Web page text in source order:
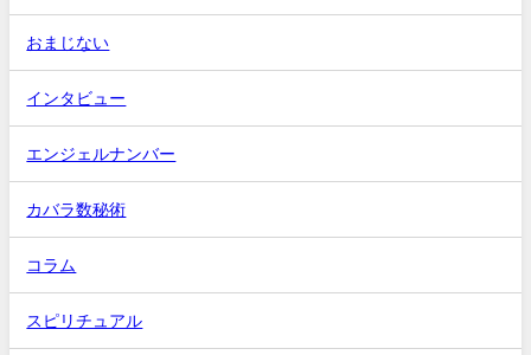
おまじない
インタビュー
エンジェルナンバー
カバラ数秘術
コラム
スピリチュアル